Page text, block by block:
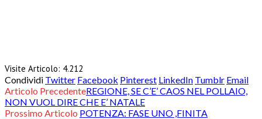
Visite Articolo: 4.212
Condividi Twitter Facebook Pinterest LinkedIn Tumblr Email
Articolo PrecedenteREGIONE, SE C’E’ CAOS NEL POLLAIO,
NON VUOL DIRE CHE E’ NATALE
Prossimo Articolo POTENZA: FASE UNO ,FINITA